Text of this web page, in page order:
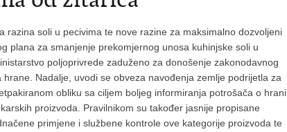
razina soli u pecivima te nove razine za maksimalno dozvoljeni
plana za smanjenje prekomjernog unosa kuhinjske soli u
poljoprivrede zaduženo za donošenje zakonodavnog
Nadalje, uvodi se obveza navođenja zemlje podrijetla za
obliku sa ciljem boljeg informiranja potrošača o hrani
proizvoda. Pravilnikom su također jasnije propisane
primjene i službene kontrole ove kategorije proizvoda te